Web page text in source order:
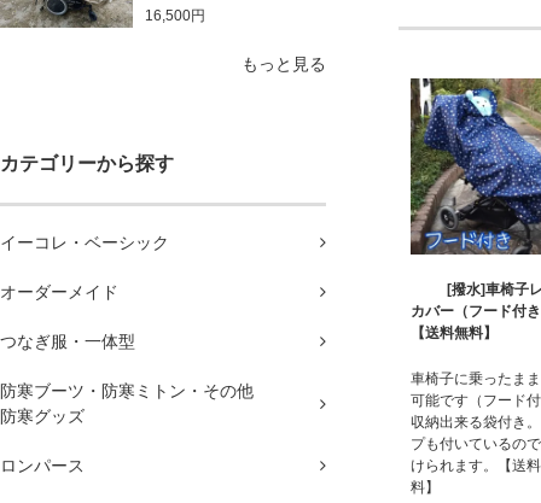
16,500円
もっと見る
カテゴリーから探す
イーコレ・ベーシック
オーダーメイド
つなぎ服・一体型
防寒ブーツ・防寒ミトン・その他
防寒グッズ
ロンパース
[撥水]車椅子
カバー（フード
【送料無料】
車椅子に乗ったま
可能です（フード
収納出来る袋付き
プも付いているの
けられます。【送
料】